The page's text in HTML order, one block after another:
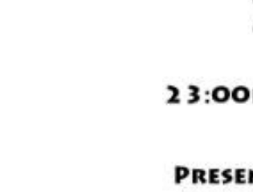
de
molts altres
hores.
La
cantautor